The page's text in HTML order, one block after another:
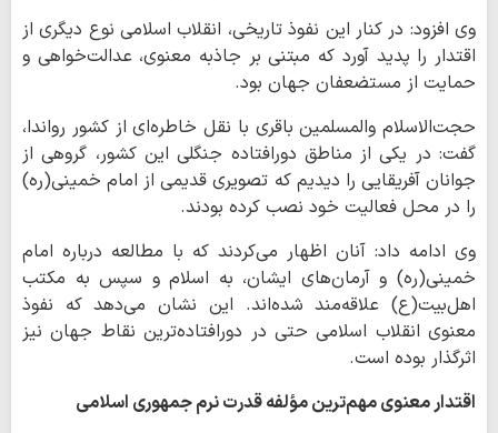
وی افزود: در کنار این نفوذ تاریخی، انقلاب اسلامی نوع دیگری از
اقتدار را پدید آورد که مبتنی بر جاذبه معنوی، عدالت‌خواهی و
حمایت از مستضعفان جهان بود.
حجت‌الاسلام والمسلمین باقری با نقل خاطره‌ای از کشور رواندا،
گفت: در یکی از مناطق دورافتاده جنگلی این کشور، گروهی از
جوانان آفریقایی را دیدیم که تصویری قدیمی از امام خمینی(ره)
را در محل فعالیت خود نصب کرده بودند.
وی ادامه داد: آنان اظهار می‌کردند که با مطالعه درباره امام
خمینی(ره) و آرمان‌های ایشان، به اسلام و سپس به مکتب
اهل‌بیت(ع) علاقه‌مند شده‌اند. این نشان می‌دهد که نفوذ
معنوی انقلاب اسلامی حتی در دورافتاده‌ترین نقاط جهان نیز
اثرگذار بوده است.
اقتدار معنوی مهم‌ترین مؤلفه قدرت نرم جمهوری اسلامی